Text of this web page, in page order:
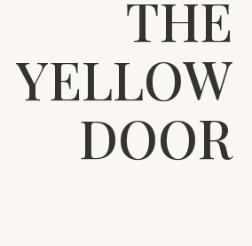
THE
YELLOW
DOOR